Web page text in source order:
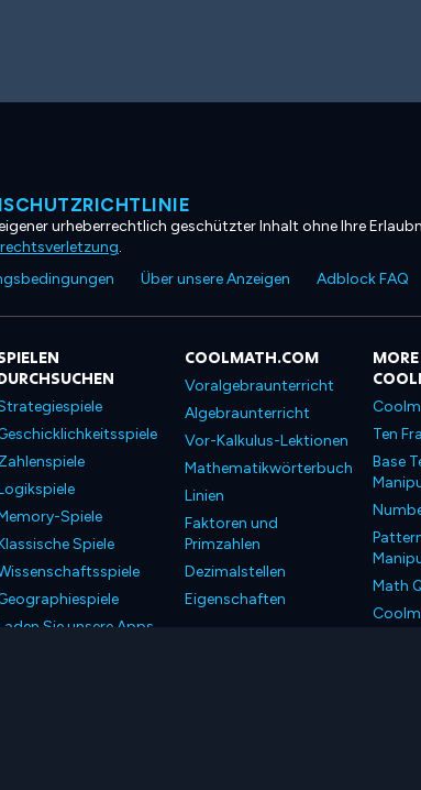
urheberrechtlich geschützter Inhalt ohne Ihre
.
Über unsere Anzeigen Adblock FAQ
Spiele
Spiele
Sie unsere Apps
COOLMATH.COM
Voralgebraunterricht
Algebraunterricht
Vor-Kalkulus-Lektionen
Mathematikwörterbuch
Linien
Faktoren und
Primzahlen
Dezimalstellen
Eigenschaften
Ten
Base
Math